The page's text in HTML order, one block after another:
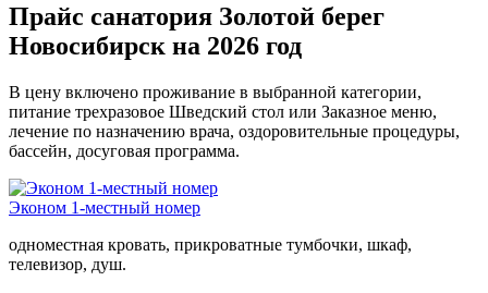
Прайс санатория Золотой берег
Новосибирск на 2026 год
В цену включено проживание в выбранной категории,
питание трехразовое Шведский стол или Заказное меню,
лечение по назначению врача, оздоровительные процедуры,
бассейн, досуговая программа.
Эконом 1-местный номер
одноместная кровать, прикроватные тумбочки, шкаф,
телевизор, душ.